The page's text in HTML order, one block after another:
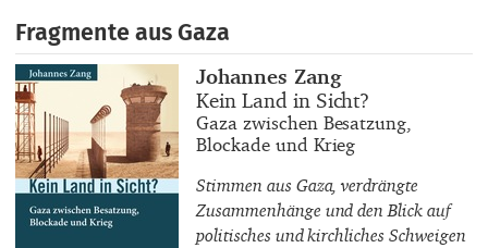
Fragmente aus Gaza
Buchautor_innen
Johannes Zang
Buchtitel
Kein Land in Sicht?
Buchuntertitel
Gaza zwischen Besatzung,
Blockade und Krieg
Stimmen aus Gaza, verdrängte
Zusammenhänge und den Blick auf
politisches und kirchliches Schweigen